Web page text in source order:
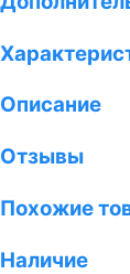
Описание
Отзывы
Похожие
Наличие